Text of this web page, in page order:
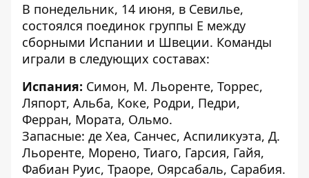
В понедельник, 14 июня, в Севилье,
состоялся поединок группы Е между
сборными Испании и Швеции. Команды
играли в следующих составах:
Испания: Симон, М. Льоренте, Торрес,
Ляпорт, Альба, Коке, Родри, Педри,
Ферран, Мората, Ольмо.
Запасные: де Хеа, Санчес, Аспиликуэта, Д.
Льоренте, Морено, Тиаго, Гарсия, Гайя,
Фабиан Руис, Траоре, Оярсабаль, Сарабия.